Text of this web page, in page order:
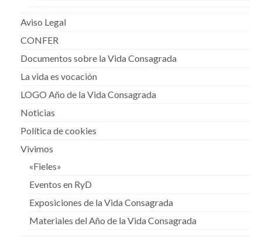
Aviso Legal
CONFER
Documentos sobre la Vida Consagrada
La vida es vocación
LOGO Año de la Vida Consagrada
Noticias
Política de cookies
Vivimos
«Fieles»
Eventos en RyD
Exposiciones de la Vida Consagrada
Materiales del Año de la Vida Consagrada